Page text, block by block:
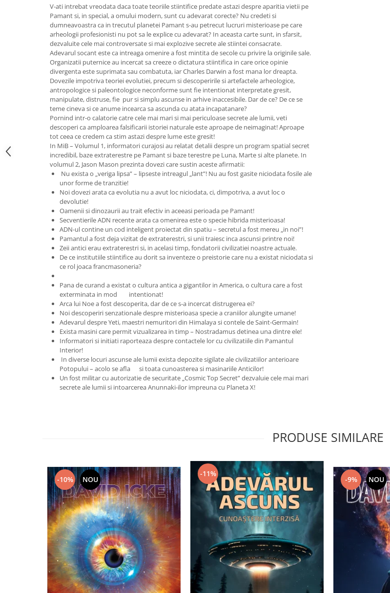
Psihologie practică
Lumea îngerilor
Seria Masaru Emoto
Inspiraţie divină
Vindecare spirituală
Viaţa de după moarte
Supă de pui pentru suflet
Yoga
Spiritualitate şi ştiinţă
V-ati intrebat vreodata daca toate teoriile stiintifice predate astazi despre aparitia vietii pe
Pamant si, in special, a omului modern, sunt cu adevarat corecte? Nu credeti si
dumneavoastra ca in trecutul planetei Pamant s-au petrecut lucruri misterioase pe care
arheologii profesionisti nu pot sa le explice cu adevarat? In aceasta carte sunt, in sfarsit,
dezvaluite cele mai controversate si mai explozive secrete ale stiintei consacrate.
Adevarul socant este ca intreaga omenire a fost mintita de secole cu privire la originile sale.
Organizatii puternice au incercat sa creeze o dictatura stiintifica in care orice opinie
divergenta este suprimata sau combatuta, iar Charles Darwin a fost mana lor dreapta.
Dovezile impotriva teoriei evolutiei, precum si descoperirile si artefactele arheologice,
antropologice si paleonto­logice neconforme sunt fie intentionat interpretate gresit,
manipulate, distruse, fie pur si simplu ascunse in arhive inaccesibile. Dar de ce? De ce se
teme cineva si ce anume incearca sa ascunda cu atata incapatanare?
Pornind intr-o calatorie catre cele mai mari si mai periculoase secrete ale lumii, veti
descoperi ca amploarea falsificarii istoriei naturale este aproape de neimaginat! Aproape
tot ceea ce credem ca stim astazi despre lume este gresit!
In MiB – Volumul 1, informatori curajosi au relatat detalii despre un program spatial secret
incredibil, baze extraterestre pe Pamant si baze terestre pe Luna, Marte si alte planete. In
volumul 2, Jason Mason prezinta dovezi care sustin aceste afirmatii:
Nu exista o „veriga lipsa” – lipseste intreagul „lant”! Nu au fost gasite niciodata fosile ale
unor forme de tranzitie!
Noi dovezi arata ca evolutia nu a avut loc niciodata, ci, dimpotriva, a avut loc o
devolutie!
Oamenii si dinozaurii au trait efectiv in aceeasi perioada pe Pamant!
Secventierile ADN recente arata ca omenirea este o specie hibrida misterioasa!
ADN-ul contine un cod inteligent proiectat din spatiu – secretul a fost mereu „in noi”!
Pamantul a fost deja vizitat de extraterestri, si unii traiesc inca ascunsi printre noi!
Zeii antici erau extraterestri si, in acelasi timp, fondatorii civilizatiei noastre actuale.
De ce institutiile stiintifice au dorit sa inventeze o preistorie care nu a existat niciodata si
ce rol joaca francmasoneria?
Pana de curand a existat o cultura antica a gigantilor in America, o cultura care a fost
exterminata in mod intentionat!
Arca lui Noe a fost descoperita, dar de ce s-a incercat distrugerea ei?
Noi descoperiri senzationale despre misterioasa specie a craniilor alungite umane!
Adevarul despre Yeti, maestri nemuritori din Himalaya si contele de Saint-Germain!
Exista masini care permit vizualizarea in timp – Nostradamus detinea una dintre ele!
Informatori si initiati raporteaza despre contactele lor cu civilizatiile din Pamantul
Interior!
In diverse locuri ascunse ale lumii exista depozite sigilate ale civilizatiilor anterioare
Potopului – acolo se afla si toata cunoasterea si masinariile Anticilor!
Un fost militar cu autorizatie de securitate „Cosmic Top Secret” dezvaluie cele mai mari
secrete ale lumii si intoarcerea Anunnaki-ilor impreuna cu Planeta X!
PRODUSE SIMILARE
-10% NOU
-11%
-9% NOU